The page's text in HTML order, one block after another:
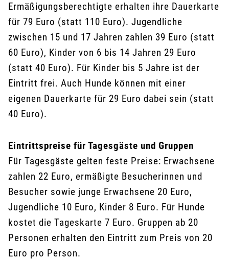
Ermäßigungsberechtigte erhalten ihre Dauerkarte
für 79 Euro (statt 110 Euro). Jugendliche
zwischen 15 und 17 Jahren zahlen 39 Euro (statt
60 Euro), Kinder von 6 bis 14 Jahren 29 Euro
(statt 40 Euro). Für Kinder bis 5 Jahre ist der
Eintritt frei. Auch Hunde können mit einer
eigenen Dauerkarte für 29 Euro dabei sein (statt
40 Euro).
Eintrittspreise für Tagesgäste und Gruppen
Für Tagesgäste gelten feste Preise: Erwachsene
zahlen 22 Euro, ermäßigte Besucherinnen und
Besucher sowie junge Erwachsene 20 Euro,
Jugendliche 10 Euro, Kinder 8 Euro. Für Hunde
kostet die Tageskarte 7 Euro. Gruppen ab 20
Personen erhalten den Eintritt zum Preis von 20
Euro pro Person.